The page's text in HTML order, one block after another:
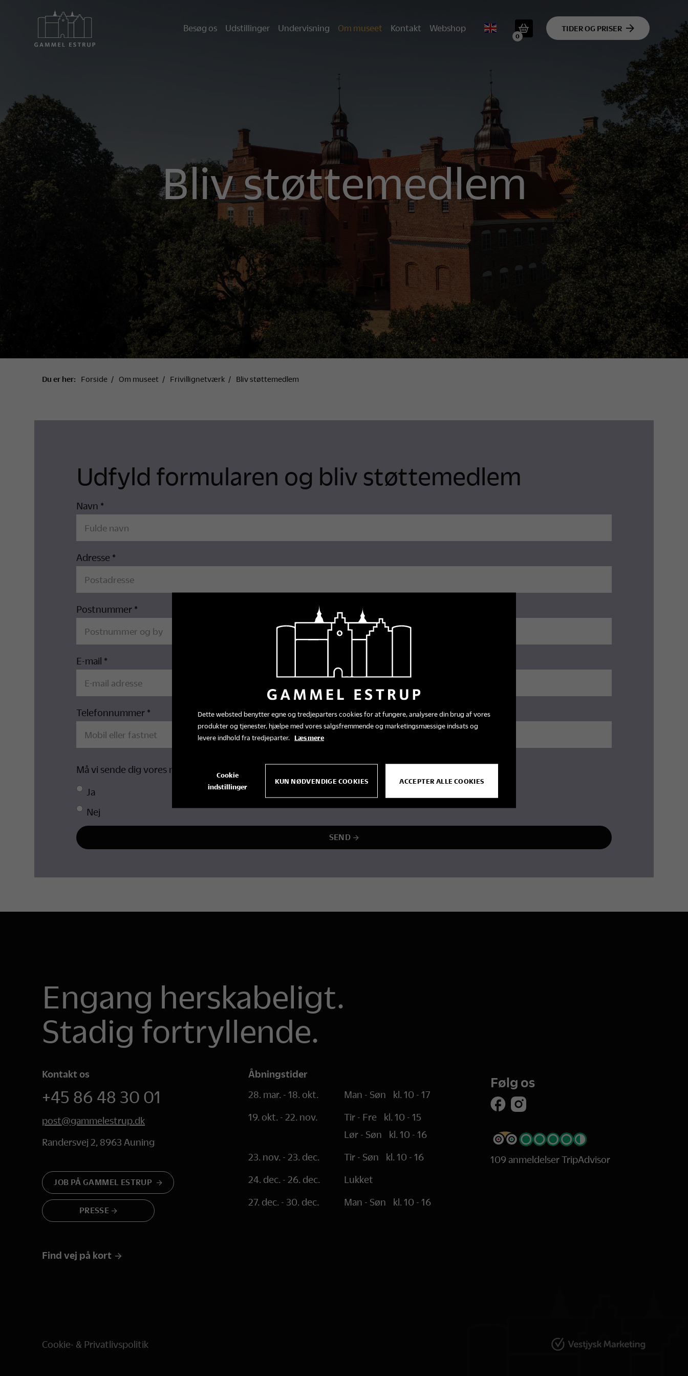
Besøg os Udstillinger Undervisning Om museet Kontakt Webshop
0
TIDER OG PRISER
Bliv støttemedlem
Du er her: Forside Om museet Frivillignetværk Bliv støttemedlem
Udfyld formularen og bliv støttemedlem
Navn *
Adresse *
Postnummer *
E-mail *
Telefonnummer *
Må vi sende dig vores nyhedsbrev (ca. 4 gange årligt)? *
Ja
Nej
SEND
Engang herskabeligt.
Stadig fortryllende.
Kontakt os
+45 86 48 30 01
post@gammelestrup.dk
Randersvej 2, 8963 Auning
JOB PÅ GAMMEL ESTRUP
PRESSE
Find vej på kort
Åbningstider
28. mar. - 18. okt.
Man - Søn kl. 10 - 17
19. okt. - 22. nov. Tir - Fre
kl. 10 - 15
Lør - Søn
kl. 10 - 16
23. nov. - 23. dec. Tir - Søn kl. 10 - 16
24. dec. - 26. dec. Lukket
27. dec. - 30. dec. Man - Søn kl. 10 - 16
Følg os
109 anmeldelser TripAdvisor
Cookie- & Privatlivspolitik
Dette websted benytter egne og tredjeparters cookies for at fungere, analysere din brug af vores
produkter og tjenester, hjælpe med vores salgsfremmende og marketingsmæssige indsats og
levere indhold fra tredjeparter. Læs mere
Cookie
indstillinger
KUN NØDVENDIGE COOKIES ACCEPTER ALLE COOKIES